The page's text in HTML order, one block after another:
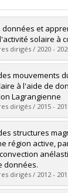
données et
solaire à
dirigés / 2020 -
Benoit
: Ph. D.
dans
mouvements
à l'aide de
Lagrangienne
dirigés / 2015 -
Benoit
:M. Sc.
dans Papyrus
structures
région active,
données.
dirigés / 2012 -